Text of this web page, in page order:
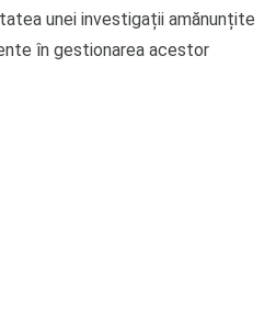
unei investigații amănunțite
în gestionarea acestor